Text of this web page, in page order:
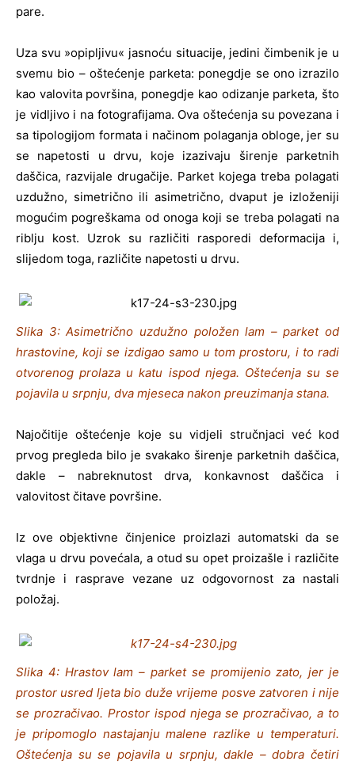
pare.
Uza svu »opipljivu« jasnoću situacije, jedini čimbenik je u
svemu bio – oštećenje parketa: ponegdje se ono izrazilo
kao valovita površina, ponegdje kao odizanje parketa, što
je vidljivo i na fotografijama. Ova oštećenja su povezana i
sa tipologijom formata i načinom polaganja obloge, jer su
se napetosti u drvu, koje izazivaju širenje parketnih
daščica, razvijale drugačije. Parket kojega treba polagati
uzdužno, simetrično ili asimetrično, dvaput je izloženiji
mogućim pogreškama od onoga koji se treba polagati na
riblju kost. Uzrok su različiti rasporedi deformacija i,
slijedom toga, različite napetosti u drvu.
Slika 3: Asimetrično uzdužno položen lam – parket od
hrastovine, koji se izdigao samo u tom prostoru, i to radi
otvorenog prolaza u katu ispod njega. Oštećenja su se
pojavila u srpnju, dva mjeseca nakon preuzimanja stana.
Najočitije oštećenje koje su vidjeli stručnjaci već kod
prvog pregleda bilo je svakako širenje parketnih daščica,
dakle – nabreknutost drva, konkavnost daščica i
valovitost čitave površine.
Iz ove objektivne činjenice proizlazi automatski da se
vlaga u drvu povećala, a otud su opet proizašle i različite
tvrdnje i rasprave vezane uz odgovornost za nastali
položaj.
Slika 4: Hrastov lam – parket se promijenio zato, jer je
prostor usred ljeta bio duže vrijeme posve zatvoren i nije
se prozračivao. Prostor ispod njega se prozračivao, a to
je pripomoglo nastajanju malene razlike u temperaturi.
Oštećenja su se pojavila u srpnju, dakle – dobra četiri